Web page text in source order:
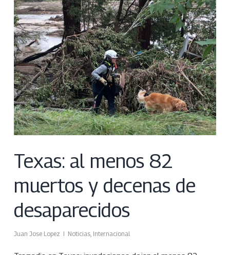
Texas: al menos 82
muertos y decenas de
desaparecidos
Juan Jose Lopez Noticias, Internacional